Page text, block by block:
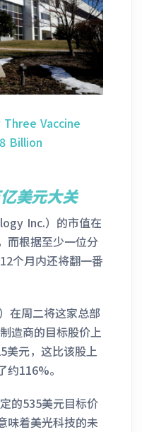
Vaccine
Billion
美元大关
Inc.）的市值在
而根据至少一位分
个月内还将翻一番
在周二将这家总部
造商的目标股价上
美元，这比该股上
116%。
的535美元目标价
味着美光科技的未